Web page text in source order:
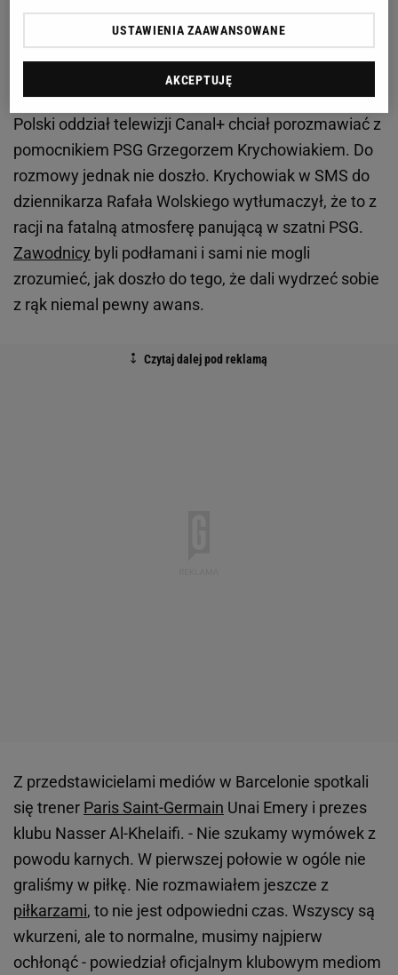
Unaia Emery'ego po meczu byli załamani i w
Polski oddział telewizji Canal+ chciał porozmawiać z
pomocnikiem PSG Grzegorzem Krychowiakiem. Do
rozmowy jednak nie doszło. Krychowiak w SMS do
dziennikarza Rafała Wolskiego wytłumaczył, że to z
racji na fatalną atmosferę panującą w szatni PSG.
Zawodnicy byli podłamani i sami nie mogli
zrozumieć, jak doszło do tego, że dali wydrzeć sobie
z rąk niemal pewny awans.
Z przedstawicielami mediów w Barcelonie spotkali
się trener Paris Saint-Germain Unai Emery i prezes
klubu Nasser Al-Khelaifi. - Nie szukamy wymówek z
powodu karnych. W pierwszej połowie w ogóle nie
graliśmy w piłkę. Nie rozmawiałem jeszcze z
piłkarzami, to nie jest odpowiedni czas. Wszyscy są
wkurzeni, ale to normalne, musimy najpierw
ochłonąć - powiedział oficjalnym klubowym mediom
USTAWIENIA ZAAWANSOWANE
AKCEPTUJĘ